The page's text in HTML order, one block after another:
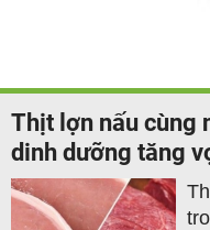
Thịt lợn nấu cùng
dinh dưỡng tăng